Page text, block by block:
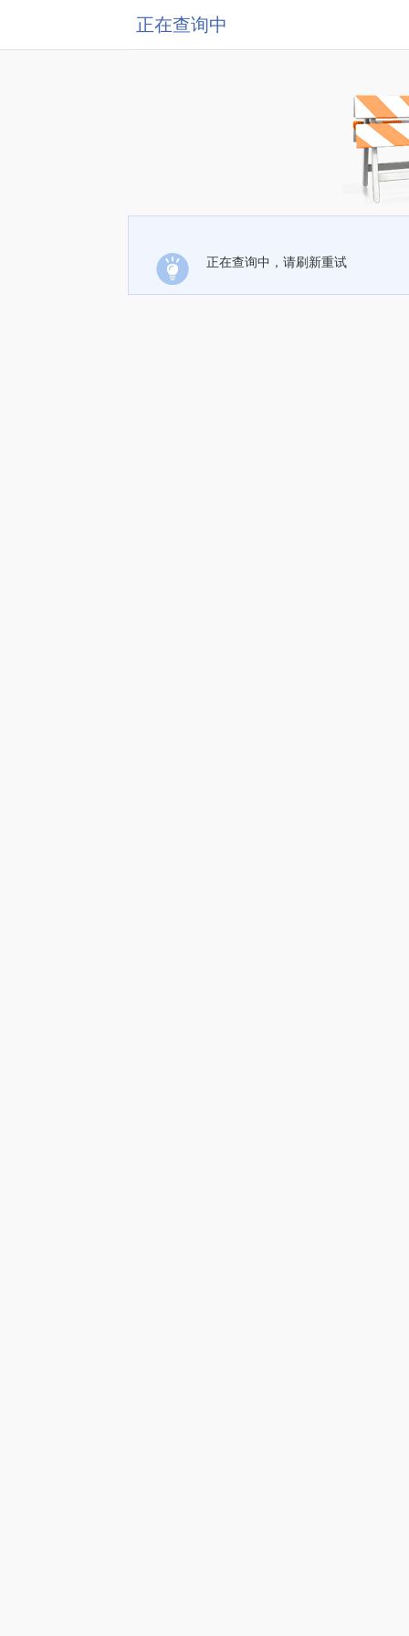
正在查询中
正在查询中，请刷新重试